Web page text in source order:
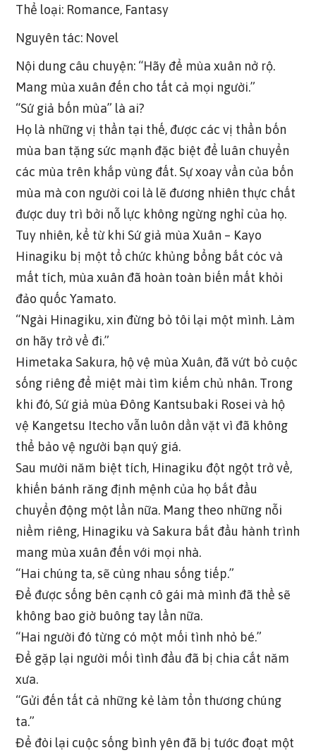
Thể loại: Romance, Fantasy
Nguyên tác: Novel
Nội dung câu chuyện: “Hãy để mùa xuân nở rộ.
Mang mùa xuân đến cho tất cả mọi người.”
“Sứ giả bốn mùa” là ai?
Họ là những vị thần tại thế, được các vị thần bốn
mùa ban tặng sức mạnh đặc biệt để luân chuyển
các mùa trên khắp vùng đất. Sự xoay vần của bốn
mùa mà con người coi là lẽ đương nhiên thực chất
được duy trì bởi nỗ lực không ngừng nghỉ của họ.
Tuy nhiên, kể từ khi Sứ giả mùa Xuân – Kayo
Hinagiku bị một tổ chức khủng bổng bắt cóc và
mất tích, mùa xuân đã hoàn toàn biến mất khỏi
đảo quốc Yamato.
“Ngài Hinagiku, xin đừng bỏ tôi lại một mình. Làm
ơn hãy trở về đi.”
Himetaka Sakura, hộ vệ mùa Xuân, đã vứt bỏ cuộc
sống riêng để miệt mài tìm kiếm chủ nhân. Trong
khi đó, Sứ giả mùa Đông Kantsubaki Rosei và hộ
vệ Kangetsu Itecho vẫn luôn dằn vặt vì đã không
thể bảo vệ người bạn quý giá.
Sau mười năm biệt tích, Hinagiku đột ngột trở về,
khiến bánh răng định mệnh của họ bắt đầu
chuyển động một lần nữa. Mang theo những nỗi
niềm riêng, Hinagiku và Sakura bắt đầu hành trình
mang mùa xuân đến với mọi nhà.
“Hai chúng ta, sẽ cùng nhau sống tiếp.”
Để được sống bên cạnh cô gái mà mình đã thề sẽ
không bao giờ buông tay lần nữa.
“Hai người đó từng có một mối tình nhỏ bé.”
Để gặp lại người mối tình đầu đã bị chia cắt năm
xưa.
“Gửi đến tất cả những kẻ làm tổn thương chúng
ta.”
Để đòi lại cuộc sống bình yên đã bị tước đoạt một